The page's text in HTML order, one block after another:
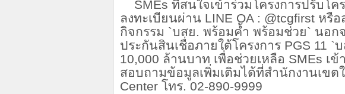
SMEs ที่สนใจเข้าร่วมโครงการปรับโ
ลงทะเบียนผ่าน LINE OA : @tcgfirst หรือ
กิจกรรม `บสย. พร้อมค้ำ พร้อมช่วย` นอก
ประกันสินเชื่อภายใต้โครงการ PGS 11 `
10,000 ล้านบาท เพื่อช่วยเหลือ SMEs เข้
สอบถามข้อมูลเพิ่มเติมได้ที่สำนักงานเข
Center โทร. 02-890-9999